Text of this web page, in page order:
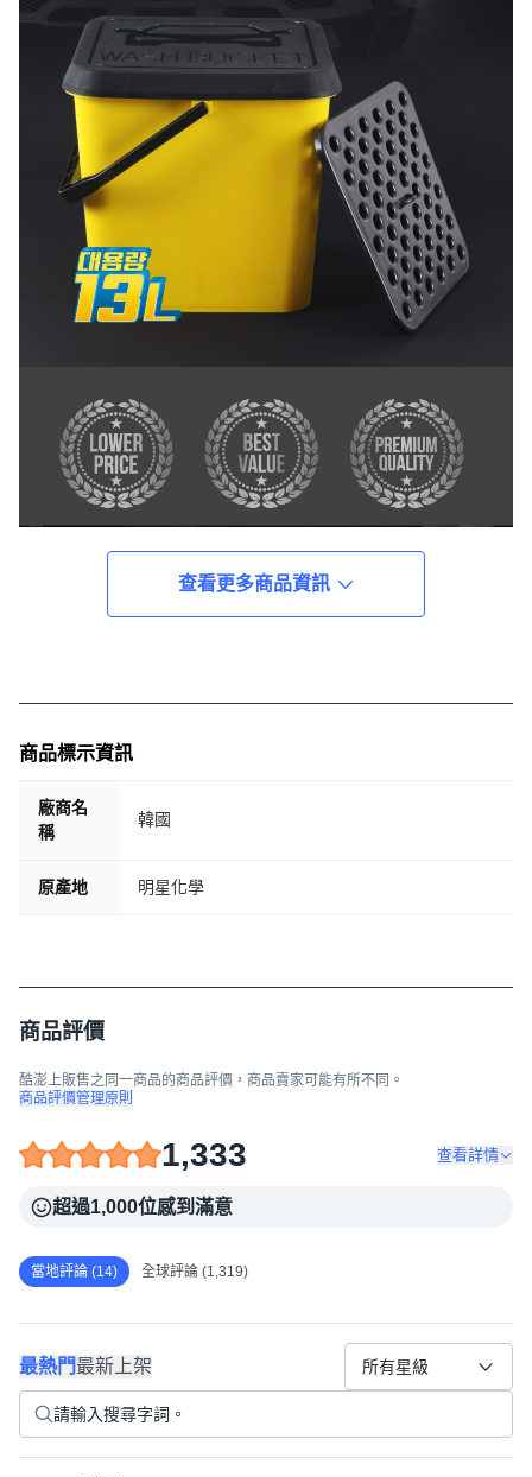
查看更多商品資訊
商品標示資訊
廠商名
稱
韓國
原產地 明星化學
商品評價
酷澎上販售之同一商品的商品評價，商品賣家可能有所不同。
商品評價管理原則
1,333 查看詳情
超過1,000位感到滿意
當地評論 (14) 全球評論 (1,319)
最熱門最新上架 所有星級